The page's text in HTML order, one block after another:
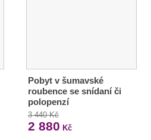
Pobyt v šumavské
roubence se snídaní či
polopenzí
3 440 Kč
2 880 Kč